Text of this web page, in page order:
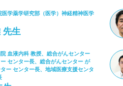
医学薬学研究部（医学）神経精神医学
先生
血液内科 教授、総合がんセンター
センター長、総合がんセンター が
ー センター長、地域医療支援センタ